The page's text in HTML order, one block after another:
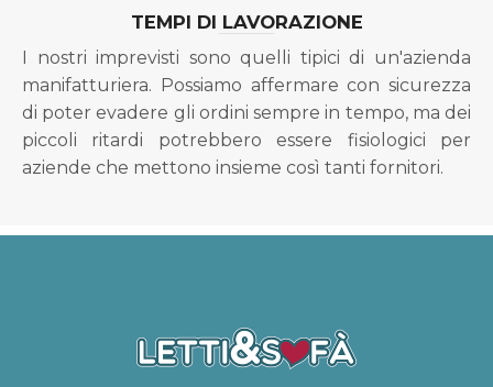
TEMPI DI LAVORAZIONE
I nostri imprevisti sono quelli tipici di un'azienda
manifatturiera. Possiamo affermare con sicurezza
di poter evadere gli ordini sempre in tempo, ma dei
piccoli ritardi potrebbero essere fisiologici per
aziende che mettono insieme così tanti fornitori.